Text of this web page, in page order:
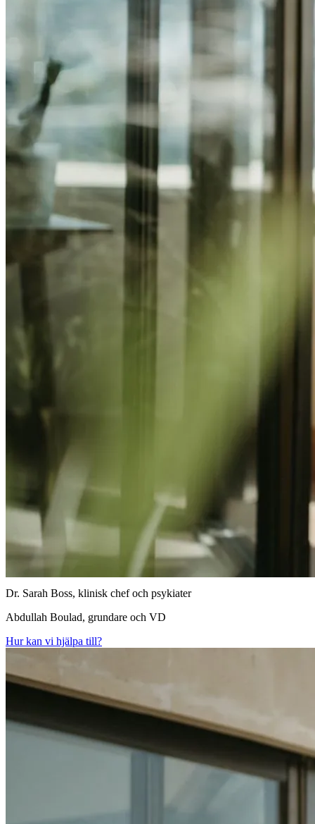
Dr. Sarah Boss, klinisk chef och psykiater
Abdullah Boulad, grundare och VD
Hur kan vi hjälpa till?